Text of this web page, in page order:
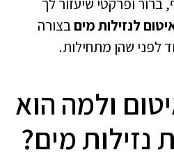
ברור ופרקטי שיעזור לך
לנזילות מיםבצורה
לפני שהן מתחילות.
ולמה הוא
נזילות מים?